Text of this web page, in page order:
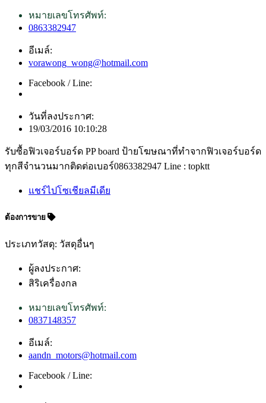
หมายเลขโทรศัพท์:
0863382947
อีเมล์:
vorawong_wong@hotmail.com
Facebook / Line:
วันที่ลงประกาศ:
19/03/2016 10:10:28
รับซื้อฟิวเจอร์บอร์ด PP board ป้ายโฆษณาที่ทำจากฟิวเจอร์บอร์ด
ทุกสีจำนวนมากติดต่อเบอร์0863382947 Line : topktt
แชร์ไปโซเชียลมีเดีย
ต้องการขาย
ประเภทวัสดุ: วัสดุอื่นๆ
ผู้ลงประกาศ:
สิริเครื่องกล
หมายเลขโทรศัพท์:
0837148357
อีเมล์:
aandn_motors@hotmail.com
Facebook / Line: